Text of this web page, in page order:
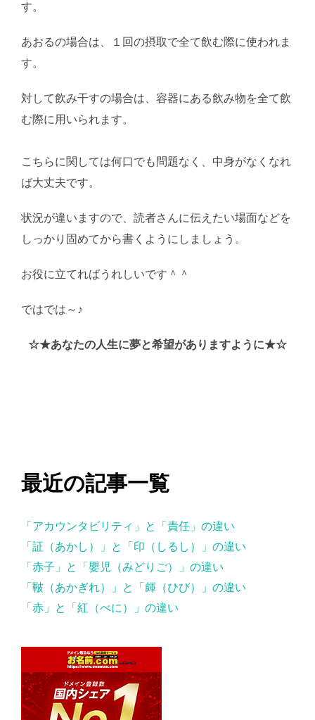
す。
あおるの場合は、１回の摂取で全て飲む際に使われま
す。
対して飲み干すの場合は、容器にある飲み物を全て飲
む際に用いられます。
こちらに関しては何口でも問題なく、中身がなくなれ
ば大丈夫です。
状況が違いますので、読者さんに伝えたい場面などを
しっかり固めてから書くようにしましょう。
お役に立てればうれしいです＾＾
ではでは～♪
☆★あなたの人生に夢と希望がありますように★☆
最近の記事一覧
「アカウンタビリティ」と「責任」の違い
「証（あかし）」と「印（しるし）」の違い
「赤子」と「嬰児（みどりご）」の違い
「皸（あかぎれ）」と「皹（ひび）」の違い
「赤」と「紅（べに）」の違い